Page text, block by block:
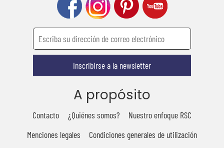
Inscribirse a la newsletter
A propósito
Contacto ¿Quiénes somos?
Nuestro enfoque RSC
Menciones legales
Condiciones generales de utilización